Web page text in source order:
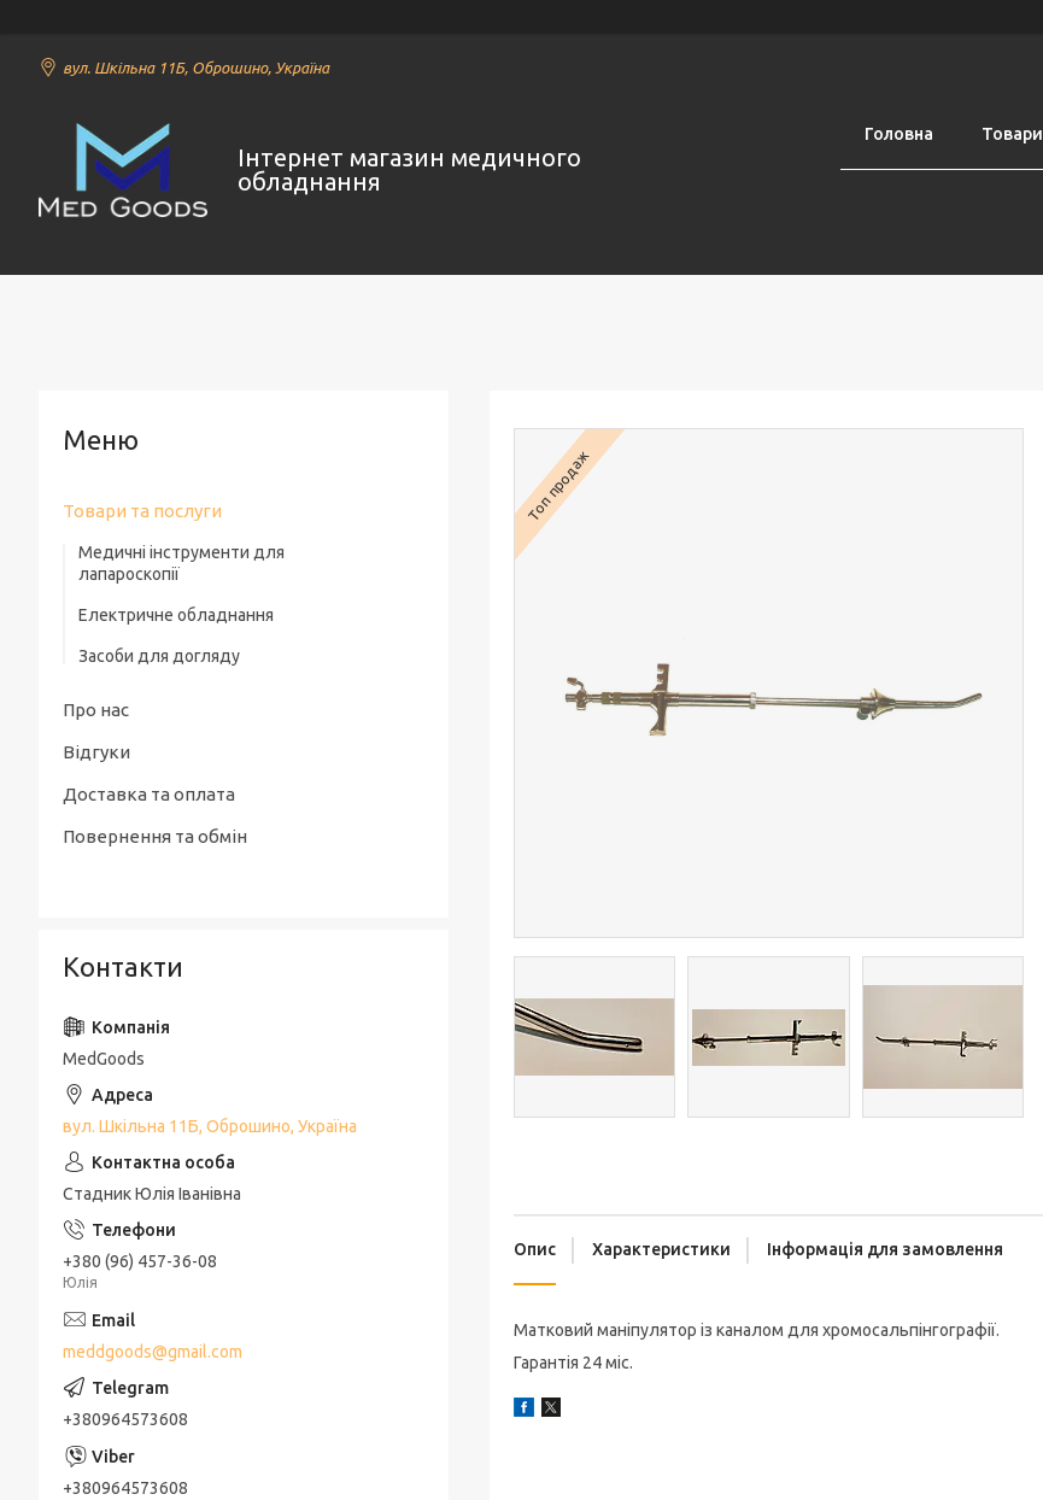
вул. Шкільна 11Б, Оброшино, Україна
Інтернет магазин медичного
обладнання
Головна Товари
Топ продаж
Опис Характеристики Інформація для замовлення
Матковий маніпулятор із каналом для хромосальпінгографії.
Гарантія 24 міс.
Товари та послуги
Медичні інструменти для
лапароскопії
Електричне обладнання
Засоби для догляду
Про нас
Відгуки
Доставка та оплата
Повернення та обмін
Контакти
MedGoods
вул. Шкільна 11Б, Оброшино, Україна
Стадник Юлія Іванівна
+380 (96) 457-36-08
Юлія
meddgoods@gmail.com
+380964573608
+380964573608